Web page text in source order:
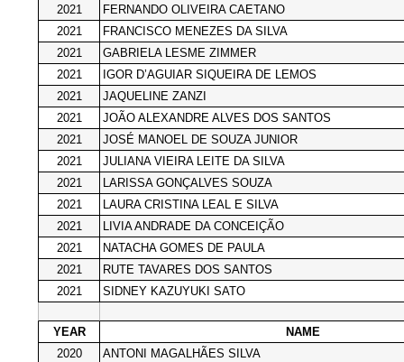
2021
FERNANDO OLIVEIRA CAETANO
2021
FRANCISCO MENEZES DA SILVA
2021
GABRIELA LESME ZIMMER
2021
IGOR D’AGUIAR SIQUEIRA DE LEMOS
2021
JAQUELINE ZANZI
2021
JOÃO ALEXANDRE ALVES DOS SANTOS
2021
JOSÉ MANOEL DE SOUZA JUNIOR
2021
JULIANA VIEIRA LEITE DA SILVA
2021
LARISSA GONÇALVES SOUZA
2021
LAURA CRISTINA LEAL E SILVA
2021
LIVIA ANDRADE DA CONCEIÇÃO
2021
NATACHA GOMES DE PAULA
2021
RUTE TAVARES DOS SANTOS
2021
SIDNEY KAZUYUKI SATO
YEAR
NAME
2020
ANTONI MAGALHÃES SILVA